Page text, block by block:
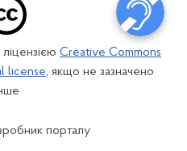
Creative Commons
license, якщо не зазначено
порталу